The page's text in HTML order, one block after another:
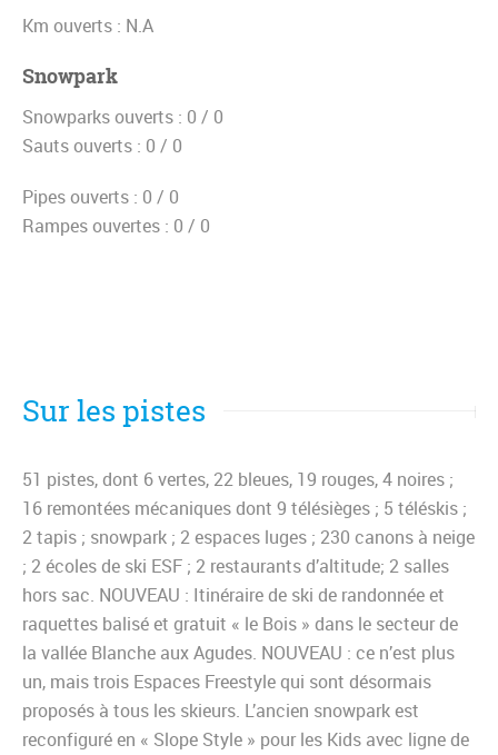
Km ouverts : N.A
Snowpark
Snowparks ouverts : 0 / 0
Sauts ouverts : 0 / 0
Pipes ouverts : 0 / 0
Rampes ouvertes : 0 / 0
Sur les pistes
51 pistes, dont 6 vertes, 22 bleues, 19 rouges, 4 noires ;
16 remontées mécaniques dont 9 télésièges ; 5 téléskis ;
2 tapis ; snowpark ; 2 espaces luges ; 230 canons à neige
; 2 écoles de ski ESF ; 2 restaurants d’altitude; 2 salles
hors sac. NOUVEAU : Itinéraire de ski de randonnée et
raquettes balisé et gratuit « le Bois » dans le secteur de
la vallée Blanche aux Agudes. NOUVEAU : ce n’est plus
un, mais trois Espaces Freestyle qui sont désormais
proposés à tous les skieurs. L’ancien snowpark est
reconfiguré en « Slope Style » pour les Kids avec ligne de